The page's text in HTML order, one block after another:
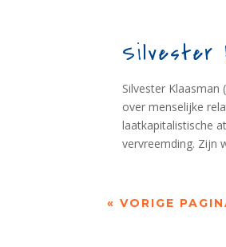
Silvester
Silvester Klaasman
over menselijke
laatkapitalistische
vervreemding. Zijn
« VORIGE